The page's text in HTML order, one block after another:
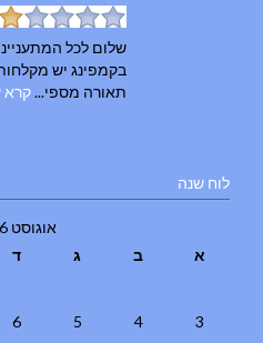
שלום לכל
בקמפינג יש
תאורה מספי...קרא
לוח שנה
אוגוסט 2026
א
ב ג ד
3
4
5
6